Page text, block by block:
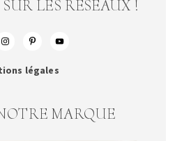
LES RESEAUX !
légales
MARQUE